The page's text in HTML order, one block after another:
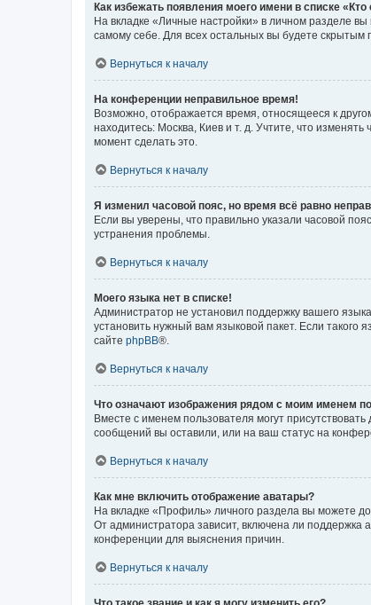
Как избежать появления моего имени в списке
На вкладке «Личные настройки» в личном разделе
самому себе. Для всех остальных вы будете скрытым
Вернуться к началу
На конференции неправильное время!
Возможно, отображается время, относящееся к
находитесь: Москва, Киев и т. д. Учтите, что
момент сделать это.
Вернуться к началу
Я изменил часовой пояс, но время всё равно
Если вы уверены, что правильно указали часовой
устранения проблемы.
Вернуться к началу
Моего языка нет в списке!
Администратор не установил поддержку вашего
установить нужный вам языковой пакет. Если
сайте phpBB®.
Вернуться к началу
Что означают изображения рядом с моим именем
Вместе с именем пользователя могут
сообщений вы оставили, или на ваш статус на
Вернуться к началу
Как мне включить отображение аватары?
На вкладке «Профиль» личного раздела вы можете
От администратора зависит, включена ли поддержка
конференции для выяснения причин.
Вернуться к началу